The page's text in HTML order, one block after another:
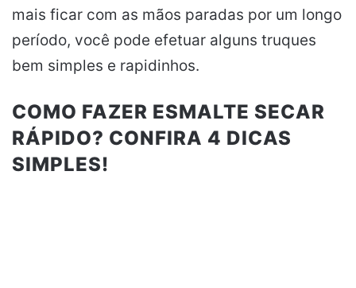
mais ficar com as mãos paradas por um longo
período, você pode efetuar alguns truques
bem simples e rapidinhos.
COMO FAZER ESMALTE SECAR
RÁPIDO? CONFIRA 4 DICAS
SIMPLES!